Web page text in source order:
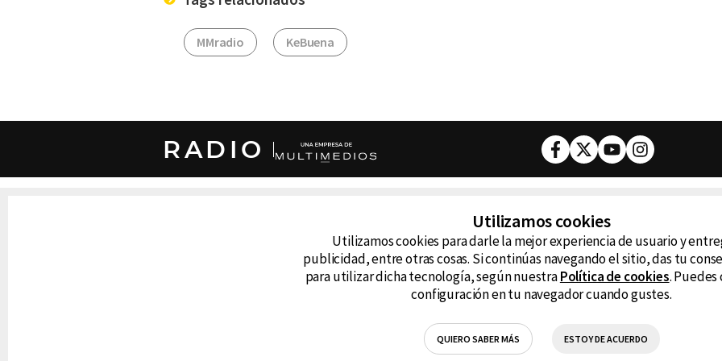
MMradio KeBuena
RADIO Facebook
TwitterYoutubeInstagram
cualquier medio electrónico o magnético.
D99
La Caliente
RG Deportiva
Utilizamos cookies
Utilizamos cookies para darle la mejor experiencia de usuario y
publicidad, entre otras cosas. Si continúas navegando el sitio, das tu
para utilizar dicha tecnología, según nuestraPolítica de cookies. Puedes
configuración en tu navegador cuando gustes.
QUIERO SABER MÁS ESTOY DE ACUERDO